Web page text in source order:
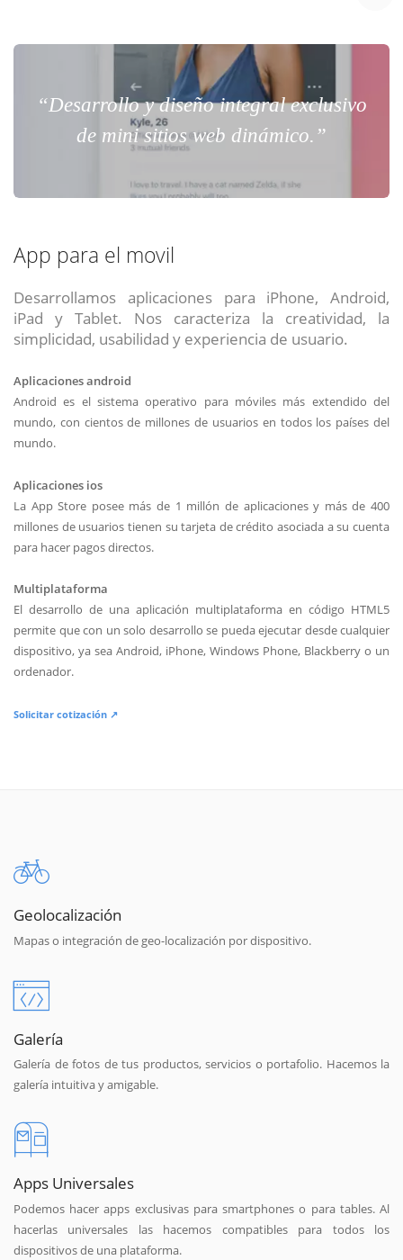
“Desarrollo y diseño integral exclusivo
de mini sitios web dinámico.”
App para el movil
Desarrollamos aplicaciones para iPhone, Android,
iPad y Tablet. Nos caracteriza la creatividad, la
simplicidad, usabilidad y experiencia de usuario.
Aplicaciones android
Android es el sistema operativo para móviles más extendido del
mundo, con cientos de millones de usuarios en todos los países del
mundo.
Aplicaciones ios
La App Store posee más de 1 millón de aplicaciones y más de 400
millones de usuarios tienen su tarjeta de crédito asociada a su cuenta
para hacer pagos directos.
Multiplataforma
El desarrollo de una aplicación multiplataforma en código HTML5
permite que con un solo desarrollo se pueda ejecutar desde cualquier
dispositivo, ya sea Android, iPhone, Windows Phone, Blackberry o un
ordenador.
Solicitar cotización ↗
Geolocalización
Mapas o integración de geo-localización por dispositivo.
Galería
Galería de fotos de tus productos, servicios o portafolio. Hacemos la
galería intuitiva y amigable.
Apps Universales
Podemos hacer apps exclusivas para smartphones o para tables. Al
hacerlas universales las hacemos compatibles para todos los
dispositivos de una plataforma.